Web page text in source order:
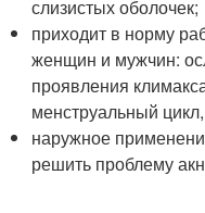
слизистых оболочек;
приходит в норму
женщин и мужчин:
проявления
менструальный
наружное
решить проблему